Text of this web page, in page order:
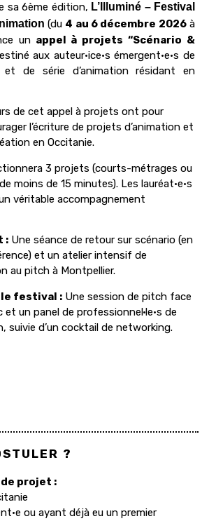
sa 6ème édition, L’Illuminé – Festival
(du 4 au 6 décembre 2026à
unappel à projets “Scénario &
aux auteur·ice·s émergent·e·s de
de série d’animation résidant en
de cet appel à projets ont pour
l’écriture de projets d’animation et
en Occitanie.
3 projets (courts-métrages ou
moins de 15 minutes). Les lauréat·e·s
véritable accompagnement
: Une séance de retour sur scénario (en
et un atelier intensif de
au pitch à Montpellier.
festival : Une session de pitch face
et un panel de professionnel·le·s de
suivie d’un cocktail de networking.
?
projet :
ou ayant déjà eu un premier